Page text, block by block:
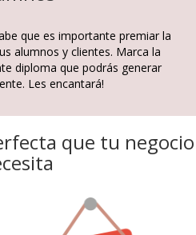
que es importante premiar la
alumnos y clientes. Marca la
diploma que podrás generar
Les encantará!
que tu negocio